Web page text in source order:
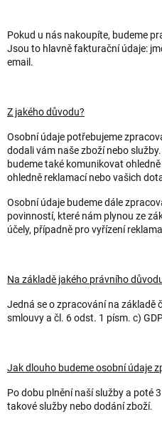
Pokud u nás nakoupíte, budeme
Jsou to hlavně fakturační údaje:
email.
Z jakého důvodu?
Osobní údaje potřebujeme
dodali vám naše zboží nebo
budeme také komunikovat
ohledně reklamací nebo vašich
Osobní údaje budeme dále
povinností, které nám plynou ze
účely, případně pro vyřízení
Na základě jakého právního
Jedná se o zpracování na základě
smlouvy a čl. 6 odst. 1 písm. c)
Jak dlouho budeme osobní údaje
Po dobu plnění naší služby a poté
takové služby nebo dodání zboží.